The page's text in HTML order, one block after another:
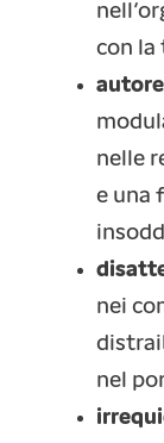
con la
nelle
e una
nei
nel